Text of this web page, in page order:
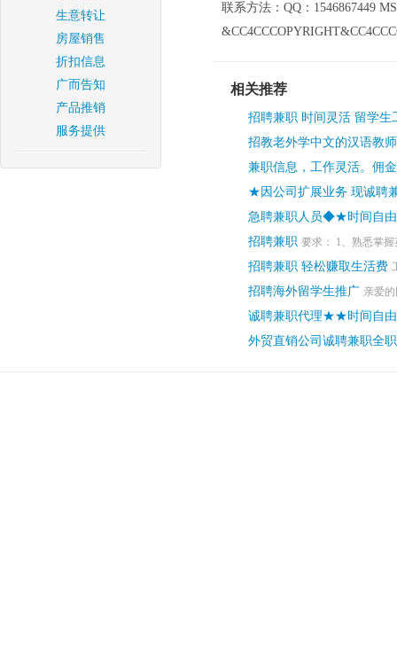
生意转让
房屋销售
折扣信息
广而告知
产品推销
服务提供
联系方法：QQ：1546867449
相关推荐
招聘兼职 时间灵活 留学生
招教老外学中文的汉语教
兼职信息，工作灵活。佣
★因公司扩展业务 现诚聘
急聘兼职人员◆★时间自
招聘兼职 要求： 1、熟悉掌
招聘兼职 轻松赚取生活费
招聘海外留学生推广 亲爱
诚聘兼职代理★★时间自
外贸直销公司诚聘兼职全